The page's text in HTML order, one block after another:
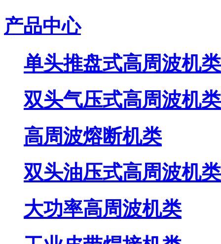
产品中心
单头推盘式高周波机类
双头气压式高周波机类
高周波熔断机类
双头油压式高周波机类
大功率高周波机类